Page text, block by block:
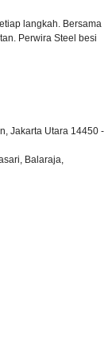
langkah. Bersama
Perwira Steel besi
Jakarta Utara 14450 -
Balaraja,